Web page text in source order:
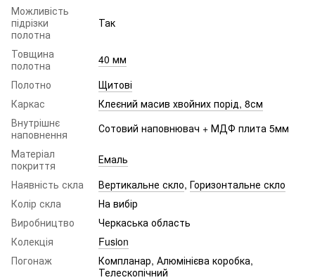
Можливість
підрізки
полотна
Так
Товщина
полотна
40 мм
Полотно
Щитові
Каркас
Клеєний масив хвойних порід, 8см
Внутрішнє
наповнення
Сотовий наповнювач + МДФ плита 5мм
Матеріал
покриття
Емаль
Наявність скла
Вертикальне скло, Горизонтальне скло
Колір скла
На вибір
Виробництво
Черкаська область
Колекція
Fusion
Погонаж
Компланар, Алюмінієва коробка,
Телескопічний